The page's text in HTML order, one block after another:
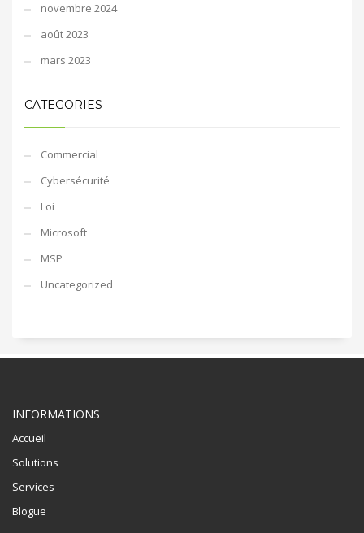
novembre 2024
août 2023
mars 2023
CATEGORIES
Commercial
Cybersécurité
Loi
Microsoft
MSP
Uncategorized
INFORMATIONS
Accueil
Solutions
Services
Blogue